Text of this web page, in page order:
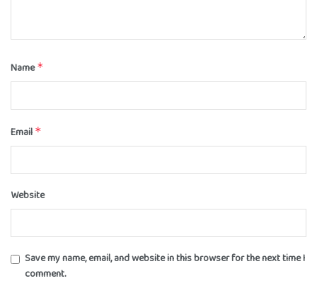
Name*
Email *
Website
Save my name, email, and website in this browser for the next time I
comment.